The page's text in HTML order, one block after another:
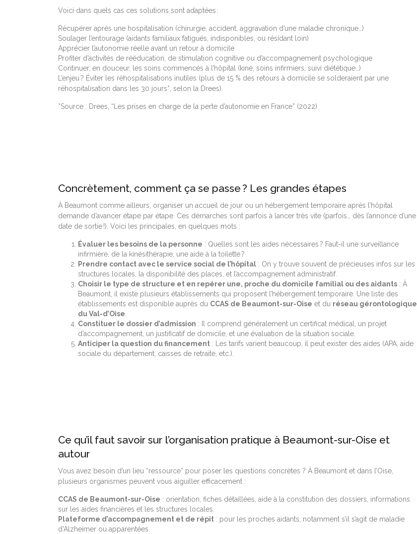
Voici dans quels cas ces solutions sont adaptées :
Récupérer après une hospitalisation (chirurgie, accident, aggravation d’une maladie chronique…)
Soulager l’entourage (aidants familiaux fatigués, indisponibles, ou résidant loin)
Apprécier l’autonomie réelle avant un retour à domicile
Profiter d’activités de rééducation, de stimulation cognitive ou d’accompagnement psychologique
Continuer, en douceur, les soins commencés à l’hôpital (kiné, soins infirmiers, suivi diététique…)
L’enjeu ? Éviter les réhospitalisations inutiles (plus de 15 % des retours à domicile se solderaient par une
réhospitalisation dans les 30 jours*, selon la Drees).
*Source : Drees, “Les prises en charge de la perte d’autonomie en France” (2022)
Concrètement, comment ça se passe ? Les grandes étapes
À Beaumont comme ailleurs, organiser un accueil de jour ou un hébergement temporaire après l’hôpital
demande d’avancer étape par étape. Ces démarches sont parfois à lancer très vite (parfois… dès l’annonce d’une
date de sortie !). Voici les principales, en quelques mots :
Évaluer les besoins de la personne : Quelles sont les aides nécessaires ? Faut-il une surveillance
infirmière, de la kinésithérapie, une aide à la toilette ?
Prendre contact avec le service social de l’hôpital : On y trouve souvent de précieuses infos sur les
structures locales, la disponibilité des places, et l’accompagnement administratif.
Choisir le type de structure et en repérer une, proche du domicile familial ou des aidants : À
Beaumont, il existe plusieurs établissements qui proposent l’hébergement temporaire. Une liste des
établissements est disponible auprès du CCAS de Beaumont-sur-Oise et du réseau gérontologique
du Val-d’Oise
Constituer le dossier d’admission : Il comprend généralement un certificat médical, un projet
d’accompagnement, un justificatif de domicile, et une évaluation de la situation sociale.
Anticiper la question du financement : Les tarifs varient beaucoup, il peut exister des aides (APA, aide
sociale du département, caisses de retraite, etc.).
Ce qu’il faut savoir sur l’organisation pratique à Beaumont-sur-Oise et
autour
Vous avez besoin d’un lieu “ressource” pour poser les questions concrètes ? À Beaumont et dans l’Oise,
plusieurs organismes peuvent vous aiguiller efficacement :
CCAS de Beaumont-sur-Oise : orientation, fiches détaillées, aide à la constitution des dossiers, informations
sur les aides financières et les structures locales.
Plateforme d’accompagnement et de répit : pour les proches aidants, notamment s’il s’agit de maladie
d’Alzheimer ou apparentées.